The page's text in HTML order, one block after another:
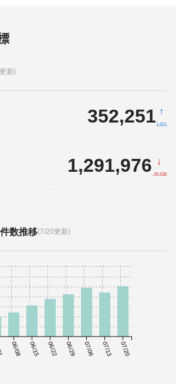
新)
352,251 ↑
1,621
1,291,976 ↓
-26,536
数推移(7/20更新)
06/08 06/15 06/22 06/29 07/06 07/13 07/20